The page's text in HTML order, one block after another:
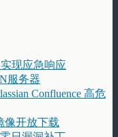
现应急响应
服务器
Confluence 高危
像开放下载